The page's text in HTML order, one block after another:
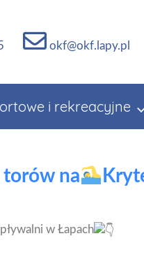
okf@okf.lapy.pl
i rekreacyjne
torów na
w Łapach